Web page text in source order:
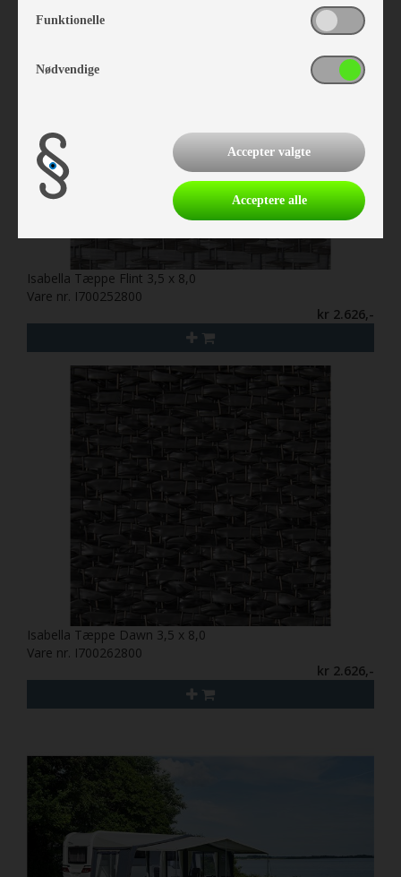
Isabella Tæppe Flint 3,5 x 8,0
Vare nr. I700252800
kr 2.626,-
Isabella Tæppe Dawn 3,5 x 8,0
Vare nr. I700262800
kr 2.626,-
Funktionelle
Nødvendige
Accepter valgte
Acceptere alle